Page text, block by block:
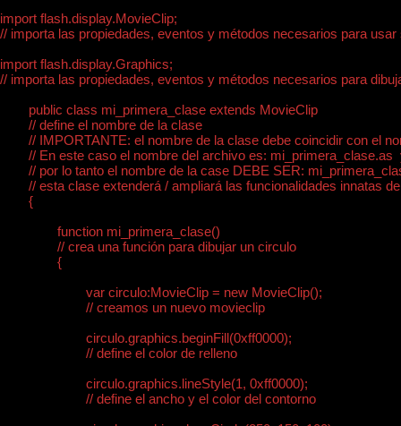
import flash.display.MovieClip;
// importa las propiedades, eventos y métodos necesarios para
import flash.display.Graphics;
// importa las propiedades, eventos y métodos necesarios para